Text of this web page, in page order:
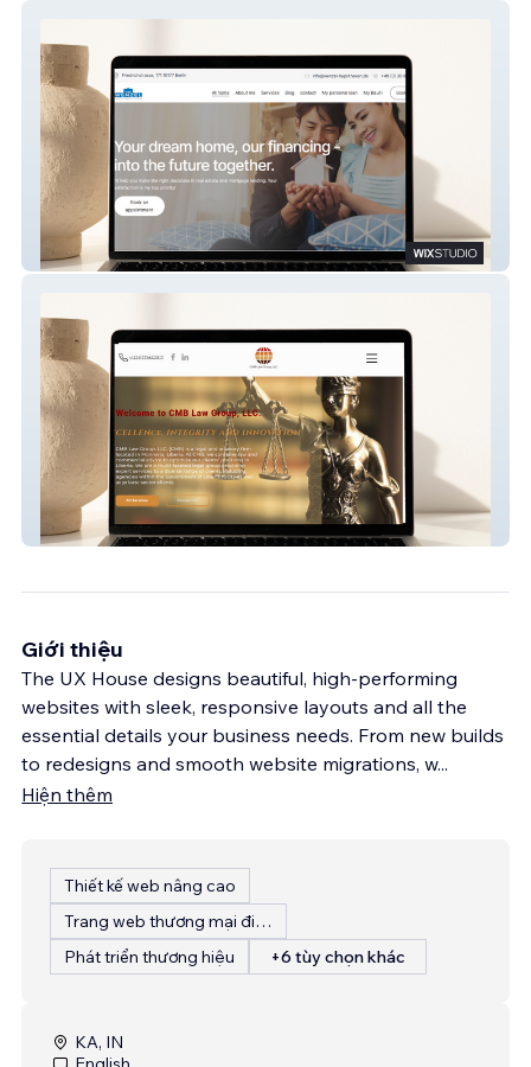
Wenzel | Frank
CMB Liberia
Giới thiệu
The UX House designs beautiful, high-performing
websites with sleek, responsive layouts and all the
essential details your business needs. From new builds
to redesigns and smooth website migrations, w...
Hiện thêm
Thiết kế web nâng cao
Trang web thương mại điện tử
Phát triển thương hiệu
+6 tùy chọn khác
KA, IN